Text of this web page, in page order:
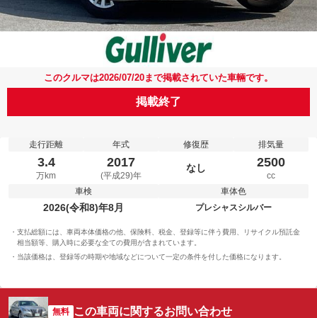
このクルマは2026/07/20まで掲載されていた車輛です。
掲載終了
走行距離
3.4
万km
年式
2017
(平成29)年
修復歴
なし
排気量
2500
cc
車検
2026(令和8)年8月
車体色
プレシャスシルバー
支払総額には、車両本体価格の他、保険料、税金、登録等に伴う費用、リサイクル預託金
相当額等、購入時に必要な全ての費用が含まれています。
当該価格は、登録等の時期や地域などについて一定の条件を付した価格になります。
無料 この車両に関するお問い合わせ